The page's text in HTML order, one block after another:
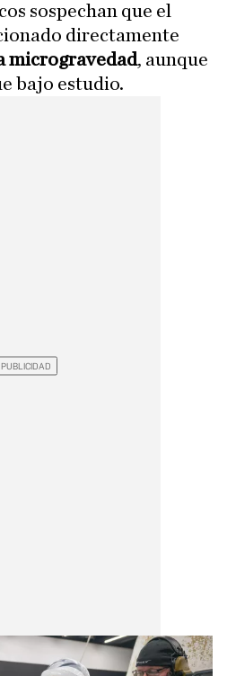
sospechan que el
directamente
microgravedad, aunque
bajo estudio.